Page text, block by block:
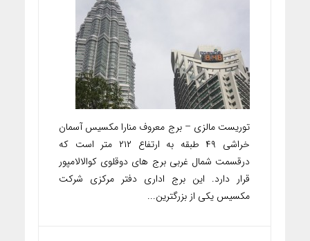
توریست مالزی – برج معروف منارا مکسیس آسمان
خراشی ۴۹ طبقه به ارتفاع ۲۱۲ متر است که
درقسمت شمال غربی برج های دوقلوی کوالالامپور
قرار دارد. این برج اداری دفتر مرکزی شرکت
مکسیس یکی از بزرگترین...